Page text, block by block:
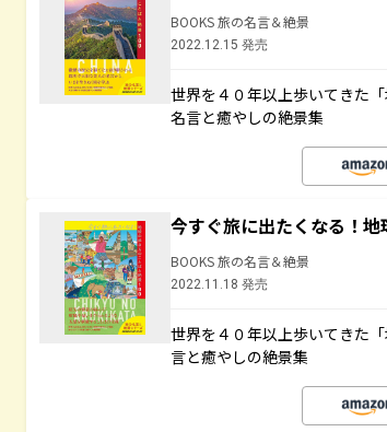
BOOKS 旅の名言＆絶景
2022.12.15 発売
世界を４０年以上歩いてきた
名言と癒やしの絶景集
今すぐ旅に出たくなる！
BOOKS 旅の名言＆絶景
2022.11.18 発売
世界を４０年以上歩いてきた
言と癒やしの絶景集